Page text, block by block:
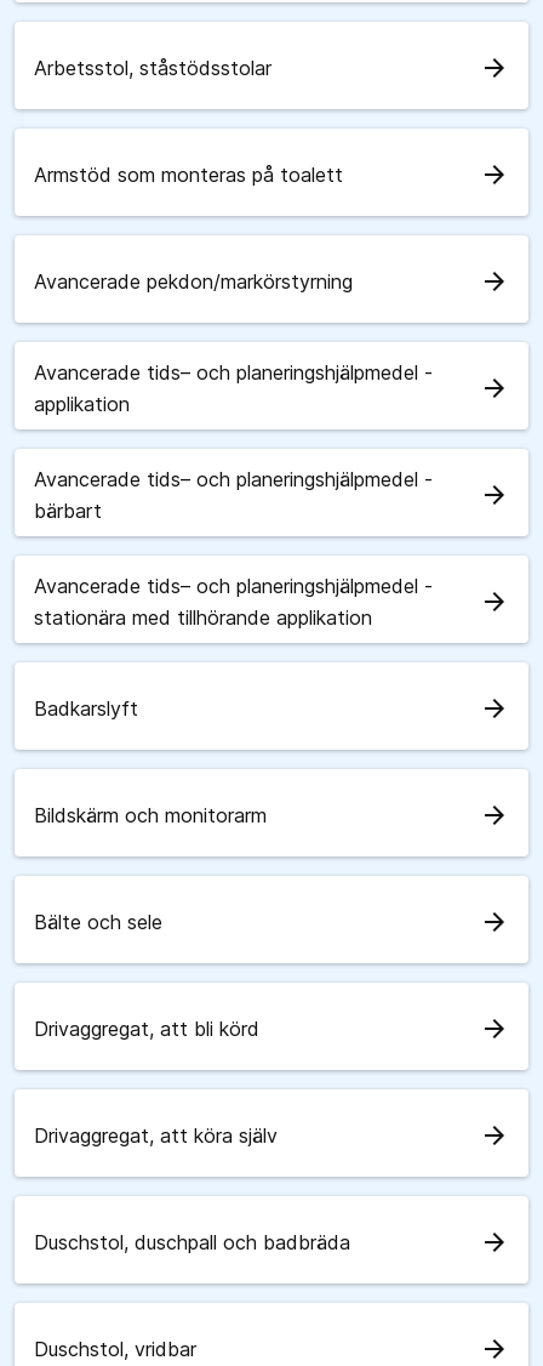
Arbetsstol, ståstödsstolar arrow_forward
Armstöd som monteras på toalett arrow_forward
Avancerade pekdon/markörstyrning arrow_forward
Avancerade tids– och planeringshjälpmedel -
applikation
arrow_forward
Avancerade tids– och planeringshjälpmedel -
bärbart
arrow_forward
Avancerade tids– och planeringshjälpmedel -
stationära med tillhörande applikation
arrow_forward
Badkarslyft arrow_forward
Bildskärm och monitorarm arrow_forward
Bälte och sele arrow_forward
Drivaggregat, att bli körd arrow_forward
Drivaggregat, att köra själv arrow_forward
Duschstol, duschpall och badbräda arrow_forward
Duschstol, vridbar arrow_forward